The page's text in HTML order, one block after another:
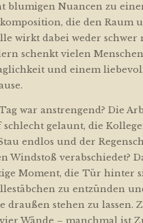
blumigen Nuancen zu
die den Raum
wirkt dabei weder
schenkt vielen
und einem
war anstrengend? Die
schlecht gelaunt, die
endlos und der
Windstoß verabschiedet?
Moment, die Tür hinter
zu entzünden
draußen stehen zu lassen.